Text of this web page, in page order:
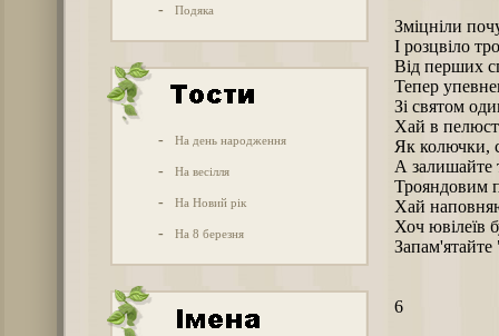
- Подяка
- На день народження
- На весілля
- На Новий рік
- На 8 березня
Зміцніли
І розцвіло
Від перших
Тепер
Зі святом
Хай в
Як колючки,
А залишайте
Трояндовим
Хай
Хоч ювілеїв
6